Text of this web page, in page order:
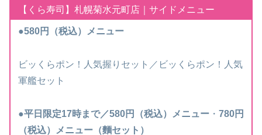
【くら寿司】札幌菊水元町店｜サイドメニュー
●580円 （税込） メニュー
ビッくらポン！人気握りセット／ビッくらポン！人気
軍艦セット
●平日限定17時まで／580円 （税込） メニュー・ 780円
（税込）
メニュー（麵セット）